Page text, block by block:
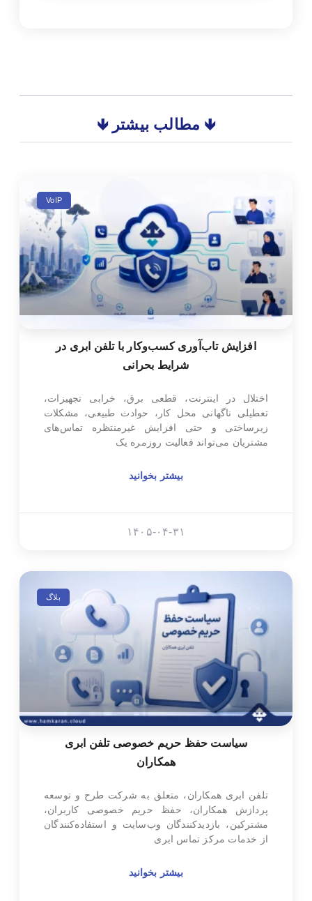
🡻 مطالب بیشتر 🡻
VoIP
افزایش تاب‌آوری کسب‌وکار با تلفن ابری در
شرایط بحرانی
اختلال در اینترنت، قطعی برق، خرابی تجهیزات،
تعطیلی ناگهانی محل کار، حوادث طبیعی، مشکلات
زیرساختی و حتی افزایش غیرمنتظره تماس‌های
مشتریان می‌تواند فعالیت روزمره یک
بیشتر بخوانید
۱۴۰۵-۰۴-۳۱
بلاگ
سیاست حفظ حریم خصوصی تلفن ابری
همکاران
تلفن ابری همکاران، متعلق به شرکت طرح و توسعه
پردازش همکاران، حفظ حریم خصوصی کاربران،
مشترکین، بازدیدکنندگان وب‌سایت و استفاده‌کنندگان
از خدمات مرکز تماس ابری
بیشتر بخوانید